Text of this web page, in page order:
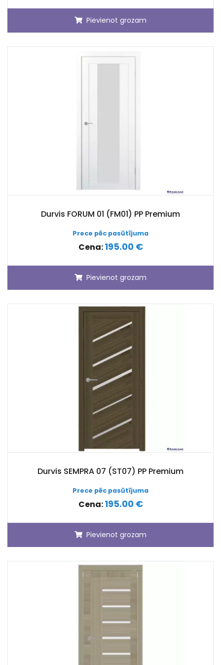
Pievienot grozam
Durvis FORUM 01 (FM01) PP Premium
Prece pēc pasūtījuma
Cena:195.00 €
Pievienot grozam
Durvis SEMPRA 07 (ST07) PP Premium
Prece pēc pasūtījuma
Cena:195.00 €
Pievienot grozam